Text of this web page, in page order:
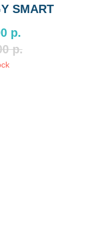
SMART
р.
р.